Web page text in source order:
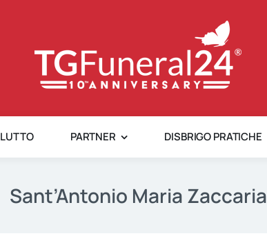
LUTTO PARTNER DISBRIGO PRATICHE
Sant’Antonio Maria Zaccaria